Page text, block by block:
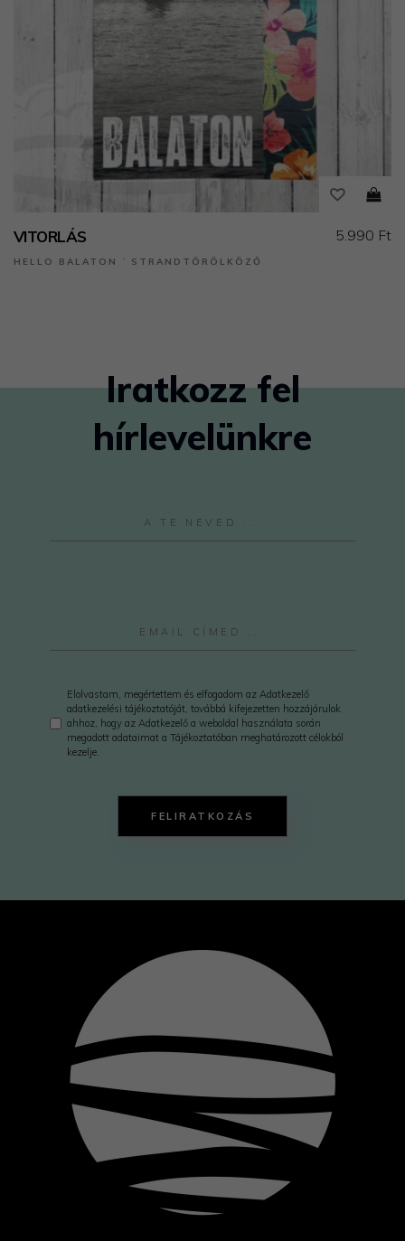
VITORLÁS
HELLO BALATON ˙ STRANDTÖRÖLKÖZŐ
5.990 Ft
Iratkozz fel
hírlevelünkre
Elolvastam, megértettem és elfogadom az Adatkezelő
adatkezelési tájékoztatóját, továbbá kifejezetten hozzájárulok
ahhoz, hogy az Adatkezelő a weboldal használata során
megadott adataimat a Tájékoztatóban meghatározott célokból
kezelje.
FELIRATKOZÁS